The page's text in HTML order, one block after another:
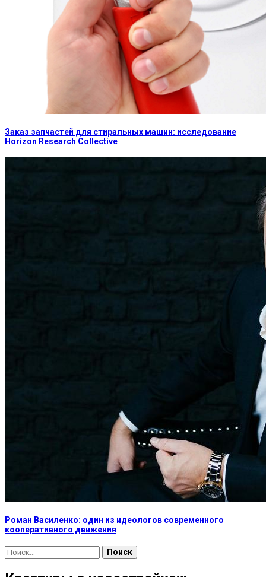
Заказ запчастей для стиральных машин: исследование
Horizon Research Collective
Роман Василенко: один из идеологов современного
кооперативного движения
Найти: